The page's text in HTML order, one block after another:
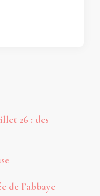
26 : des
de l’abbaye